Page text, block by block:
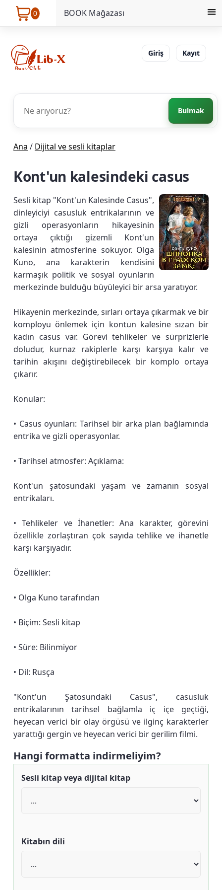
0 BOOK Mağazası
Giriş Kayıt
Bulmak
Ana / Dijital ve sesli kitaplar
Kont'un kalesindeki casus
Sesli kitap "Kont'un Kalesinde Casus",
dinleyiciyi casusluk entrikalarının ve
gizli operasyonların hikayesinin
ortaya çıktığı gizemli Kont'un
kalesinin atmosferine sokuyor. Olga
Kuno, ana karakterin kendisini
karmaşık politik ve sosyal oyunların
merkezinde bulduğu büyüleyici bir arsa yaratıyor.
Hikayenin merkezinde, sırları ortaya çıkarmak ve bir
komployu önlemek için kontun kalesine sızan bir
kadın casus var. Görevi tehlikeler ve sürprizlerle
doludur, kurnaz rakiplerle karşı karşıya kalır ve
tarihin akışını değiştirebilecek bir komplo ortaya
çıkarır.
Konular:
• Casus oyunları: Tarihsel bir arka plan bağlamında
entrika ve gizli operasyonlar.
• Tarihsel atmosfer: Açıklama:
Kont'un şatosundaki yaşam ve zamanın sosyal
entrikaları.
• Tehlikeler ve İhanetler: Ana karakter, görevini
özellikle zorlaştıran çok sayıda tehlike ve ihanetle
karşı karşıyadır.
Özellikler:
• Olga Kuno tarafından
• Biçim: Sesli kitap
• Süre: Bilinmiyor
• Dil: Rusça
"Kont'un Şatosundaki Casus", casusluk
entrikalarının tarihsel bağlamla iç içe geçtiği,
heyecan verici bir olay örgüsü ve ilginç karakterler
yarattığı gergin ve heyecan verici bir gerilim filmi.
Hangi formatta indirmeliyim?
Sesli kitap veya dijital kitap
Kitabın dili